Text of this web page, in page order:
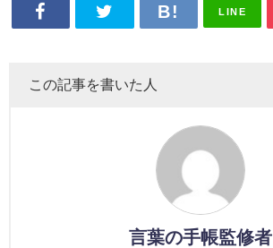
LINE
この記事を書いた人
言葉の手帳監修者